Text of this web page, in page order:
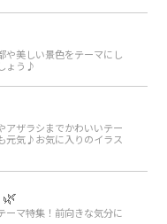
や美しい景色をテーマにし
ょう♪
アザラシまでかわいいテー
元気♪お気に入りのイラス
ーマ特集！前向きな気分に